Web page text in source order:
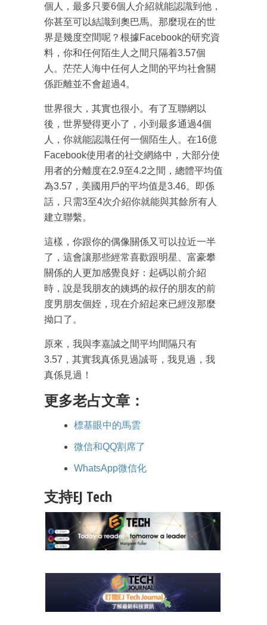
個人，最多只要6個人介紹就能認識到他，
你甚至可以結識到奧巴馬。那麼現在的世
界是幾度空間呢？根據Facebook的研究資
料，你和任何陌生人之間只隔着3.57個
人。茫茫人海中任何人之間的平均社會關
係距離並不會超過4。
世界很大，其實也很小。有了互聯網以
後，世界變得更小了，小到最多通過4個
人，你就能認識任何一個陌生人。在16億
Facebook使用者的社交網絡中，大部分使
用者的分離度在2.9至4.2之間，總體平均值
為3.57，美國用戶的平均值是3.46。即係
話，只需3至4次介紹你就能與其餘所有人
建立聯繫。
這樣，你跟你的偶像關係又可以拉近一半
了，這會讓那些經常喜歡跟明星、富豪攀
關係的人更加感覺良好：起碼以前介紹
時，說是我朋友的姨媽的叔仔的朋友的前
度男朋友個姪，現在介紹起來已經沒那麼
拗口了。
原來，我與李嘉誠之間平均間隔只有
3.57，其實我真係見過誠哥，我見過，我
真係見過！
更多老占文章：
標基眼中的馬雲
微信和QQ割席了
WhatsApp微信化
支持EJ Tech
成為 EJ Tech 會員
最新資訊（附創業懶人包）
箱！